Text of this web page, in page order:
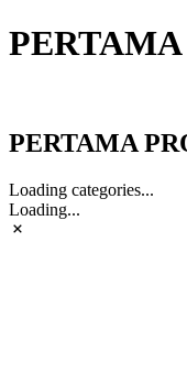
PERTAMA
Loading categories...
Loading...